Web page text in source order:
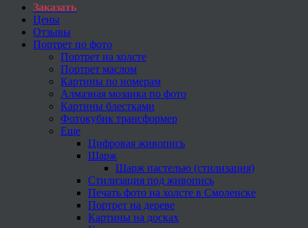
Заказать
Цены
Отзывы
Портрет по фото
Портрет на холсте
Портрет маслом
Картины по номерам
Алмазная мозаика по фото
Картины блестками
Фотокубик трансформер
Еще
Цифровая живопись
Шарж
Шарж пастелью (стилизация)
Стилизация под живопись
Печать фото на холсте в Смоленске
Портрет на дереве
Картины на досках